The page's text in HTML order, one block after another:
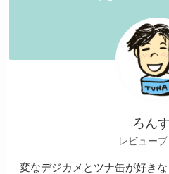
ろん
レビュー
変なデジカメとツナ缶が好き